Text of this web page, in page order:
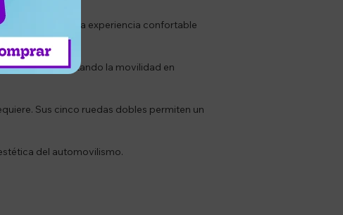
aseguran una experiencia confortable
grados, facilitando la movilidad en
Sus cinco ruedas dobles permiten un
del automovilismo.